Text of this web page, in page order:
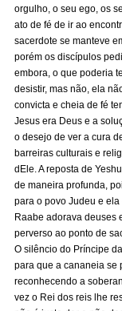
orgulho, o seu ego, os
ato de fé de ir ao
sacerdote se manteve
porém os discípulos
embora, o que poderia
desistir, mas não, ela
convicta e cheia de fé
Jesus era Deus e a
o desejo de ver a cura
barreiras culturais e
dEle. A reposta de
de maneira profunda,
para o povo Judeu e
Raabe adorava deuses
perverso ao ponto de
O silêncio do Príncipe
para que a cananeia se
reconhecendo a
vez o Rei dos reis lhe